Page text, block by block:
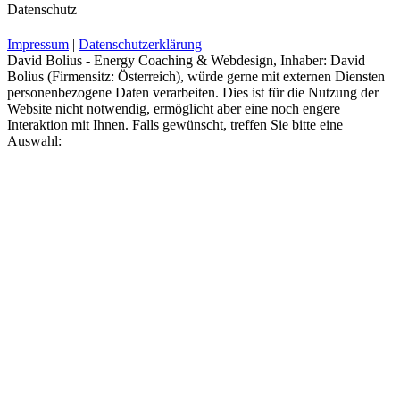
Datenschutz
Impressum | Datenschutzerklärung
David Bolius - Energy Coaching & Webdesign, Inhaber: David
Bolius (Firmensitz: Österreich), würde gerne mit externen Diensten
personenbezogene Daten verarbeiten. Dies ist für die Nutzung der
Website nicht notwendig, ermöglicht aber eine noch engere
Interaktion mit Ihnen. Falls gewünscht, treffen Sie bitte eine
Auswahl: